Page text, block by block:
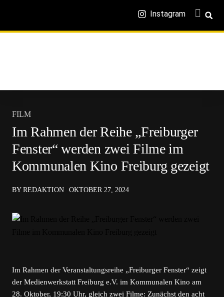
Instagram
FILM
Im Rahmen der Reihe „Freiburger
Fenster“ werden zwei Filme im
Kommunalen Kino Freiburg gezeigt
BY REDAKTION OKTOBER 27, 2024
Im Rahmen der Veranstaltungsreihe „Freiburger Fenster“ zeigt
der Medienwerkstatt Freiburg e.V. im Kommunalen Kino am
28. Oktober, 19:30 Uhr, gleich zwei Filme: Zunächst den acht